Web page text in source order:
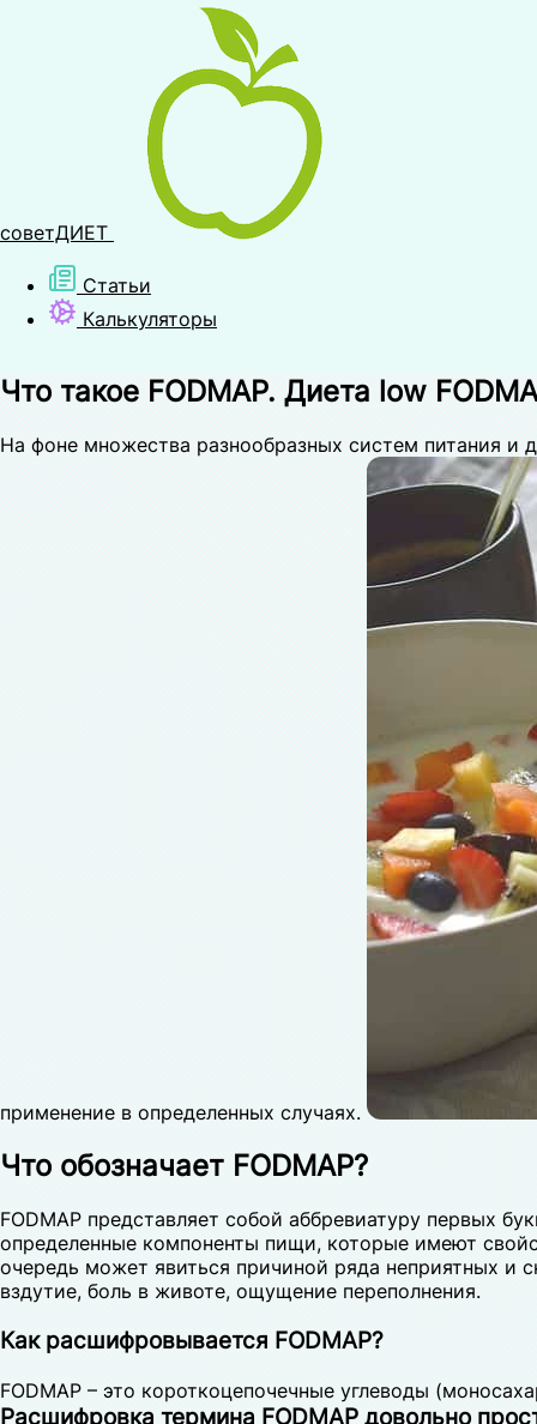
советДИЕТ
Статьи
Калькуляторы
Что такое FODMAP. Диета low
На фоне множества разнообразных систем питания и
применение в определенных случаях.
Что обозначает FODMAP?
FODMAP представляет собой аббревиатуру первых
определенные компоненты пищи, которые имеют
очередь может явиться причиной ряда неприятных
вздутие, боль в животе, ощущение переполнения.
Как расшифровывается FODMAP?
FODMAP – это короткоцепочечные углеводы
Расшифровка термина FODMAP довольно